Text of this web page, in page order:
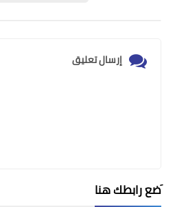
إرسال تعليق
َضع رابطك هنا